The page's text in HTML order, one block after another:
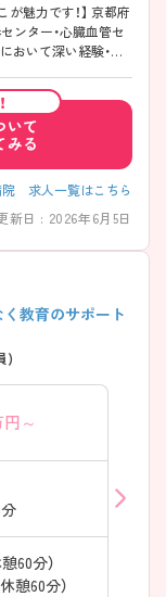
魅力です！】 京都府
ンター・心臓血管セ
おいて深い経験・知
ある方にもオスス
さらに詳細をお話し
いて
みる
求人一覧はこちら
新日 : 2026年6月5日
教育のサポート
)
円～
60分）
憩60分）